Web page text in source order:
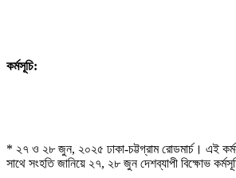
কর্মসূচি:
* ২৭ ও ২৮ জুন, ২০২৫ ঢাকা-চট্টগ্রাম রোডমার্চ। এই
সাথে সংহতি জানিয়ে ২৭, ২৮ জুন দেশব্যাপী বিক্ষোভ